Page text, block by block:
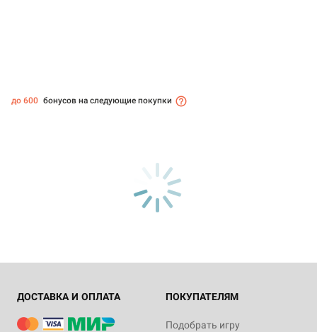
до 600 бонусов на следующие покупки
ДОСТАВКА И ОПЛАТА ПОКУПАТЕЛЯМ
Подобрать игру